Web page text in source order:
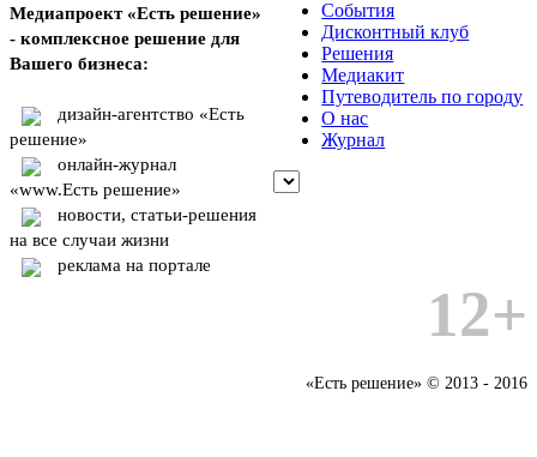
Медиапроект «Есть решение»
- комплексное решение для
Вашего бизнеса:
дизайн-агентство «Есть
решение»
онлайн-журнал
«www.Есть решение»
новости, статьи-решения
на все случаи жизни
реклама на портале
События
Дисконтный клуб
Решения
Медиакит
Путеводитель по городу
О нас
Журнал
12+
«Есть решение» © 2013 - 2016